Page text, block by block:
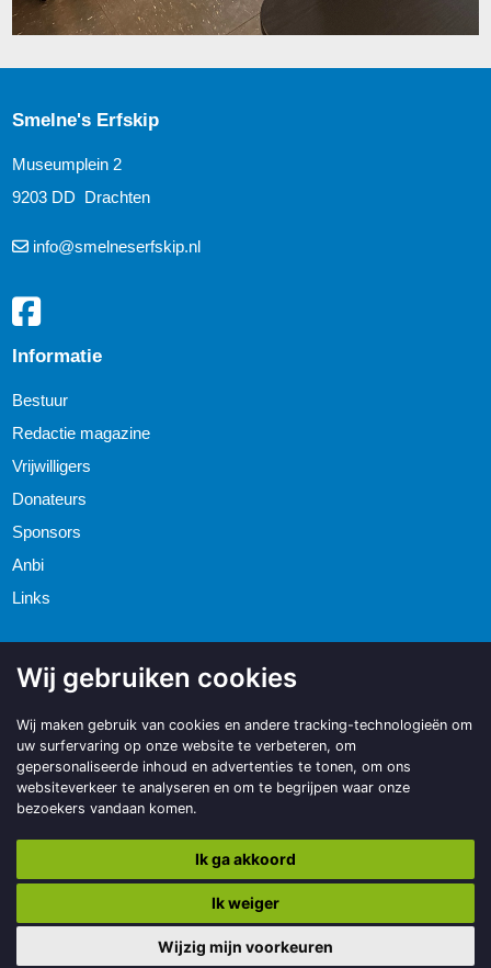
Wij gebruiken cookies
Wij maken gebruik van cookies en andere tracking-technologieën om
uw surfervaring op onze website te verbeteren, om
gepersonaliseerde inhoud en advertenties te tonen, om ons
websiteverkeer te analyseren en om te begrijpen waar onze
bezoekers vandaan komen.
Ik ga akkoord
Ik weiger
Wijzig mijn voorkeuren
Smelne's Erfskip
Museumplein 2
9203 DD Drachten
info@smelneserfskip.nl
Informatie
Bestuur
Redactie magazine
Vrijwilligers
Donateurs
Sponsors
Anbi
Links
BO. Be Original
DXP®
Informatie Cookie instellingen